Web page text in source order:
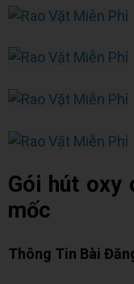
Gói hút oxy
mốc
Thông Tin Bài